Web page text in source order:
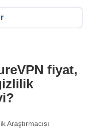
fiyat,
Araştırmacısı